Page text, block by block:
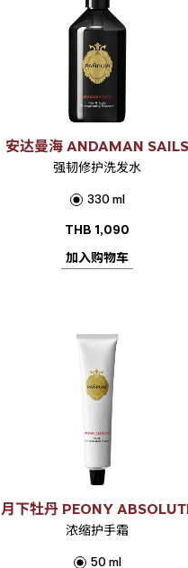
安达曼海 ANDAMAN SAILS
强韧修护洗发水
330 ml
THB 1,090
加入购物车
月下牡丹 PEONY
浓缩护手霜
50 ml